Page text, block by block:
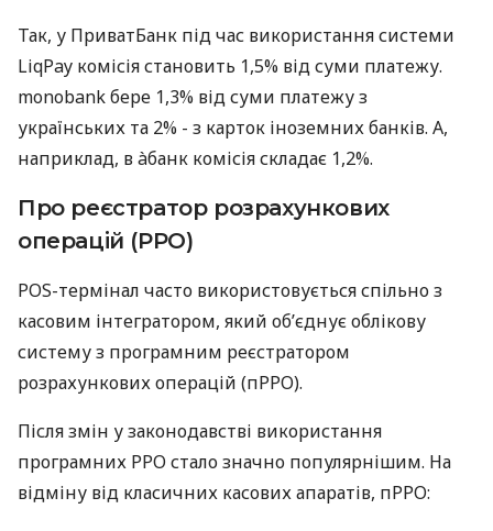
Так, у ПриватБанк під час використання системи
LiqPay комісія становить 1,5% від суми платежу.
monobank бере 1,3% від суми платежу з
українських та 2% - з карток іноземних банків. А,
наприклад, в àбанк комісія складає 1,2%.
Про реєстратор розрахункових
операцій (РРО)
POS-термінал часто використовується спільно з
касовим інтегратором, який об’єднує облікову
систему з програмним реєстратором
розрахункових операцій (пРРО).
Після змін у законодавстві використання
програмних РРО стало значно популярнішим. На
відміну від класичних касових апаратів, пРРО: